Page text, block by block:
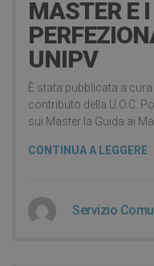
MASTER E
UNIPV
È stata pubblicata a
contributo della U.O.C.
sui Master la Guida ai
CONTINUA A LEGGERE
Servizio